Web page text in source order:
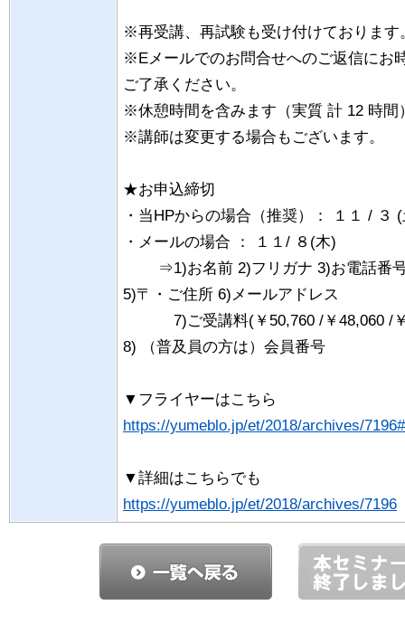
※再受講、再試験も受け付けておりま
※Eメールでのお問合せへのご返信にお
ご了承ください。
※休憩時間を含みます（実質 計 12 時間
※講師は変更する場合もございます。
★お申込締切
・当HPからの場合（推奨）： １１ / ３
・メールの場合 ： １１/ ８(木)
⇒1)お名前 2)フリガナ 3)お電話番
5)〒・ご住所 6)メールアドレス
7)ご受講料(￥50,760 /￥48,060 /￥
8) （普及員の方は）会員番号
▼フライヤーはこちら
https://yumeblo.jp/et/2018/archives/
▼詳細はこちらでも
https://yumeblo.jp/et/2018/archives/7196